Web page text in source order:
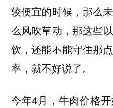
较便宜的时候，那么
么风吹草动，那这些
饮，还能不能守住那
率，就不好说了。
今年4月，牛肉价格